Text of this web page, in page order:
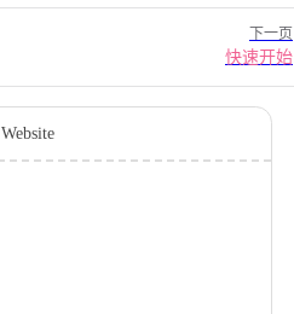
下一页
快速开始
Website